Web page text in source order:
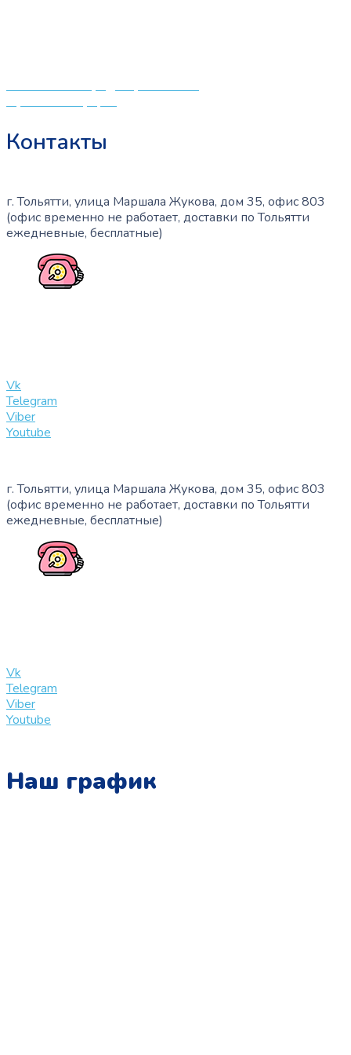
Контакты
г. Тольятти, улица Маршала Жукова, дом 35, офис 803
(офис временно не работает, доставки по Тольятти
ежедневные, бесплатные)
Vk
Telegram
Viber
Youtube
г. Тольятти, улица Маршала Жукова, дом 35, офис 803
(офис временно не работает, доставки по Тольятти
ежедневные, бесплатные)
Vk
Telegram
Viber
Youtube
Наш график